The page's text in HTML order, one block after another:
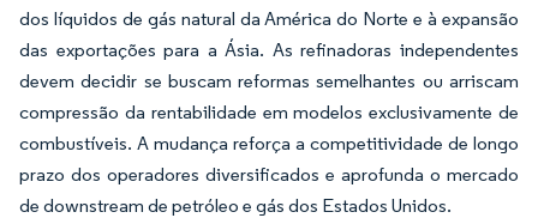
dos líquidos de gás natural da América do Norte e à expansão
das exportações para a Ásia. As refinadoras independentes
devem decidir se buscam reformas semelhantes ou arriscam
compressão da rentabilidade em modelos exclusivamente de
combustíveis. A mudança reforça a competitividade de longo
prazo dos operadores diversificados e aprofunda o mercado
de downstream de petróleo e gás dos Estados Unidos.